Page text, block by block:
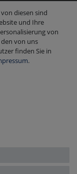
diesen sind
und Ihre
von
von uns
finden Sie in
.